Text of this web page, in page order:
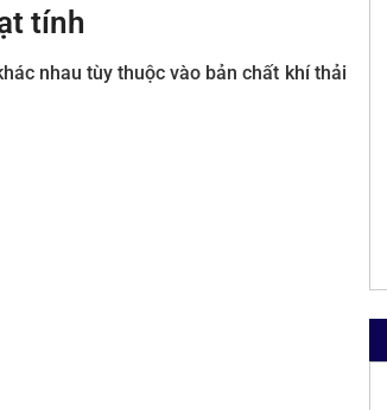
tính
nhau tùy thuộc vào bản chất khí thải